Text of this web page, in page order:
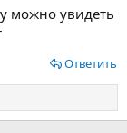
можно увидеть
Ответить